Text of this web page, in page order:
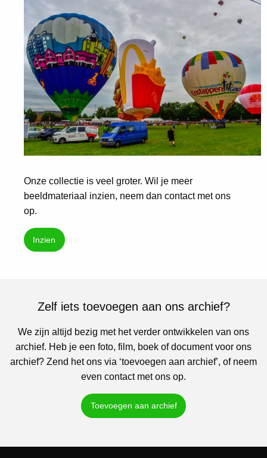
Onze collectie is veel groter. Wil je meer
beeldmateriaal inzien, neem dan contact met ons
op.
Inzien
Zelf iets toevoegen aan ons archief?
We zijn altijd bezig met het verder ontwikkelen van ons
archief. Heb je een foto, film, boek of document voor ons
archief? Zend het ons via ‘toevoegen aan archief’, of neem
even contact met ons op.
Toevoegen aan archief